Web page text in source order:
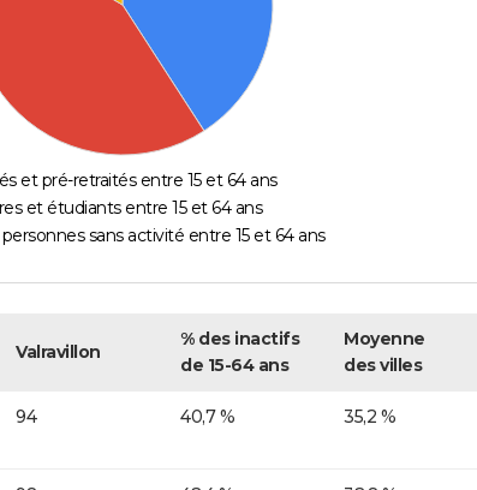
et pré-retraités entre 15 et 64 ans
et étudiants entre 15 et 64 ans
sans activité entre 15 et 64 ans
Valravillon
% des inactifs
de 15-64 ans
Moyenne
des villes
94 40,7 % 35,2 %